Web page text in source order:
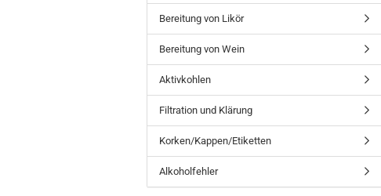
Bereitung von Likör
Bereitung von Wein
Aktivkohlen
Filtration und Klärung
Korken/Kappen/Etiketten
Alkoholfehler